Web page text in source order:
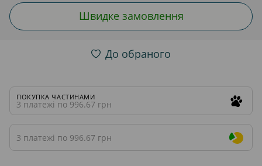
Швидке замовлення
До обраного
ПОКУПКА ЧАСТИНАМИ
3 платежі по 996.67 грн
3 платежі по 996.67 грн